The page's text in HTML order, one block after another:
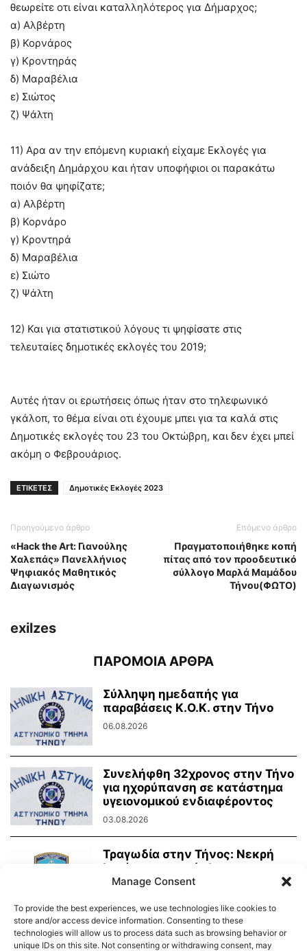
θεωρείτε οτι είναι καταλληλότερος για Δήμαρχος;
α) Αλβέρτη
β) Κορνάρος
γ) Κροντηράς
δ) Μαραβέλια
ε) Σιώτος
ζ) Ψάλτη
11) Αρα αν την επόμενη κυριακή είχαμε Εκλογές για
ανάδειξη Δημάρχου και ήταν υποφήφιοι οι παρακάτω
ποιόν θα ψηφίζατε;
α) Αλβέρτη
β) Κορνάρο
γ) Κροντηρά
δ) Μαραβέλια
ε) Σιώτο
ζ) Ψάλτη
12) Και για στατιστικού λόγους τι ψηφίσατε στις
τελευταίες δημοτικές εκλογές του 2019;
Αυτές ήταν οι ερωτήσεις όπως ήταν στο τηλεφωνικό
γκάλοπ, το θέμα είναι οτι έχουμε μπει για τα καλά στις
Δημοτικές εκλογές του 23 του Οκτώβρη, και δεν έχει μπεί
ακόμη ο Φεβρουάριος.
ΕΤΙΚΕΤΕΣ Δημοτικές Εκλογές 2023
Προηγούμενο άρθρο
«Hack the Art: Γιανούλης
Χαλεπάς» Πανελλήνιος
Ψηφιακός Μαθητικός
Διαγωνισμός
Επόμενο άρθρο
Πραγματοποιήθηκε κοπή
πίτας από τον προοδευτικό
σύλλογο Μαρλά Μαμάδου
Τήνου(ΦΩΤΟ)
exilzes
ΠΑΡΟΜΟΙΑ ΑΡΘΡΑ
Σύλληψη ημεδαπής για
παραβάσεις Κ.Ο.Κ. στην Τήνο
06.08.2026
Συνελήφθη 32χρονος στην Τήνο
για ηχορύπανση σε κατάστημα
υγειονομικού ενδιαφέροντος
03.08.2026
Τραγωδία στην Τήνος: Νεκρή
λουόμενη ανασύρθηκε στην
παραλία Λαούτη
Manage Consent
To provide the best experiences, we use technologies like cookies to
store and/or access device information. Consenting to these
technologies will allow us to process data such as browsing behavior or
unique IDs on this site. Not consenting or withdrawing consent, may